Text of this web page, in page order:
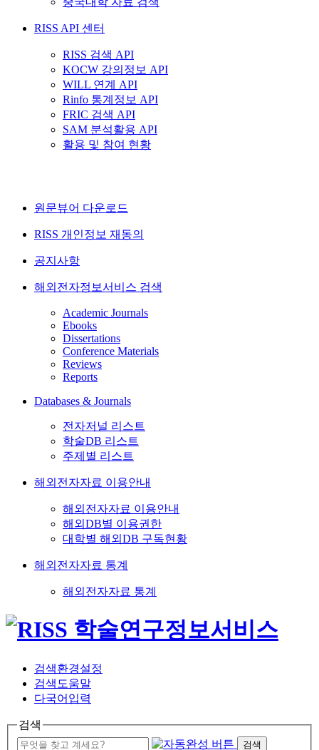
RISS API 센터
RISS 검색 API
KOCW 강의정보 API
WILL 연계 API
Rinfo 통계정보 API
FRIC 검색 API
SAM 분석활용 API
활용 및 참여 현황
원문뷰어 다운로드
RISS 개인정보 재동의
공지사항
해외전자정보서비스 검색
Academic Journals
Ebooks
Dissertations
Conference Materials
Reviews
Reports
Databases & Journals
전자저널 리스트
학술DB 리스트
주제별 리스트
해외전자자료 이용안내
해외전자자료 이용안내
해외DB별 이용권한
대학별 해외DB 구독현황
해외전자자료 통계
해외전자자료 통계
검색환경설정
검색도움말
다국어입력
검색
검색